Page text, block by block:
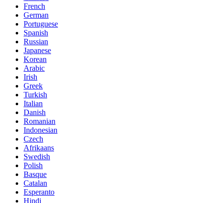
French
German
Portuguese
Spanish
Russian
Japanese
Korean
Arabic
Irish
Greek
Turkish
Italian
Danish
Romanian
Indonesian
Czech
Afrikaans
Swedish
Polish
Basque
Catalan
Esperanto
Hindi